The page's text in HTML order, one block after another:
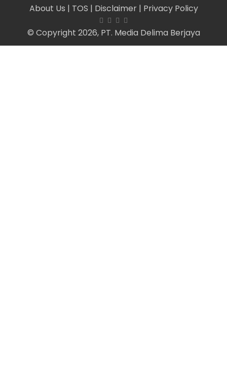
About Us | TOS | Disclaimer | Privacy Policy
© Copyright 2026, PT. Media Delima Berjaya